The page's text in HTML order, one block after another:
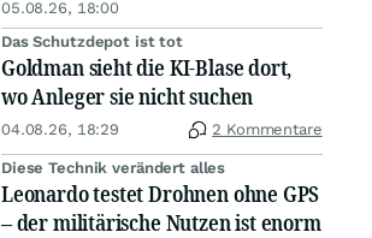
05.08.26, 18:00
Das Schutzdepot ist tot
Goldman sieht die KI-Blase dort,
wo Anleger sie nicht suchen
04.08.26, 18:29 2 Kommentare
Diese Technik verändert alles
Leonardo testet Drohnen ohne GPS
– der militärische Nutzen ist enorm